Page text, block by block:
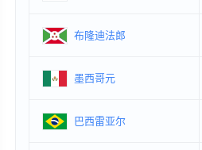
布隆迪法郎
墨西哥元
巴西雷亚尔